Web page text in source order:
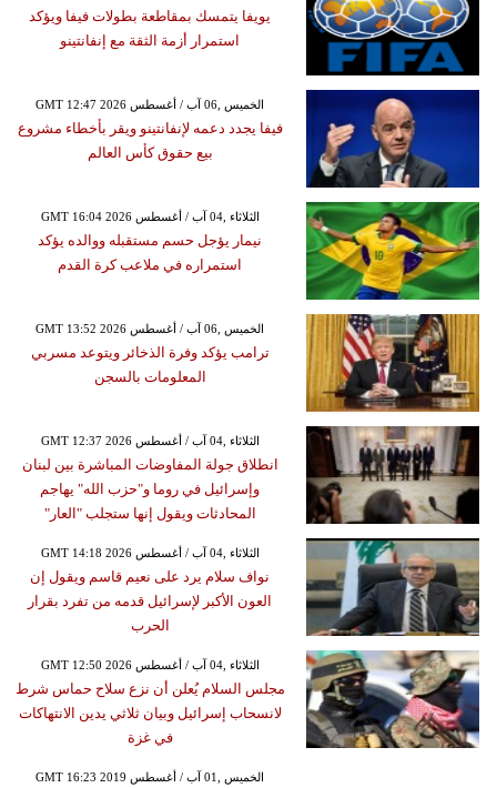
يويفا يتمسك بمقاطعة بطولات فيفا ويؤكد
استمرار أزمة الثقة مع إنفانتينو
GMT 12:47 2026 الخميس ,06 آب / أغسطس
فيفا يجدد دعمه لإنفانتينو ويقر بأخطاء مشروع
بيع حقوق كأس العالم
GMT 16:04 2026 الثلاثاء ,04 آب / أغسطس
نيمار يؤجل حسم مستقبله ووالده يؤكد
استمراره في ملاعب كرة القدم
GMT 13:52 2026 الخميس ,06 آب / أغسطس
ترامب يؤكد وفرة الذخائر ويتوعد مسربي
المعلومات بالسجن
GMT 12:37 2026 الثلاثاء ,04 آب / أغسطس
انطلاق جولة المفاوضات المباشرة بين لبنان
وإسرائيل في روما و"حزب الله" يهاجم
المحادثات ويقول إنها ستجلب "العار"
GMT 14:18 2026 الثلاثاء ,04 آب / أغسطس
نواف سلام يرد على نعيم قاسم ويقول إن
العون الأكبر لإسرائيل قدمه من تفرد بقرار
الحرب
GMT 12:50 2026 الثلاثاء ,04 آب / أغسطس
مجلس السلام يُعلن أن نزع سلاح حماس شرط
لانسحاب إسرائيل وبيان ثلاثي يدين الانتهاكات
في غزة
GMT 16:23 2019 الخميس ,01 آب / أغسطس